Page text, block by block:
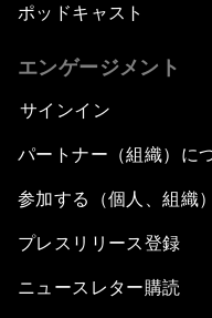
ポッドキャスト
エンゲージメント
サインイン
パートナー（組織）に
参加する（個人、組織）
プレスリリース登録
ニュースレター購読